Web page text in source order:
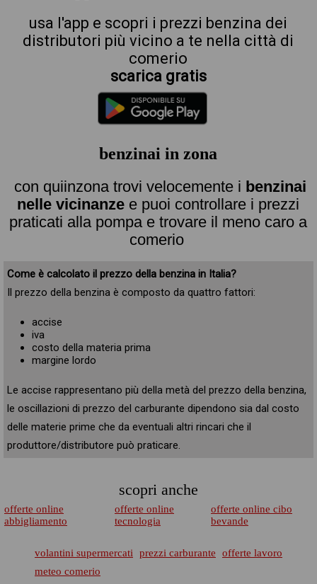
usa l'app e scopri i prezzi benzina dei
distributori più vicino a te nella città di
comerio
scarica gratis
benzinai in zona
con quiinzona trovi velocemente i benzinai
nelle vicinanze e puoi controllare i prezzi
praticati alla pompa e trovare il meno caro a
comerio
Come è calcolato il prezzo della benzina in Italia?
Il prezzo della benzina è composto da quattro fattori:
accise
iva
costo della materia prima
margine lordo
Le accise rappresentano più della metà del prezzo della benzina,
le oscillazioni di prezzo del carburante dipendono sia dal costo
delle materie prime che da eventuali altri rincari che il
produttore/distributore può praticare.
scopri anche
offerte online
abbigliamento
offerte online
tecnologia
offerte online cibo
bevande
volantini supermercati prezzi carburante
offerte lavoro
meteo comerio